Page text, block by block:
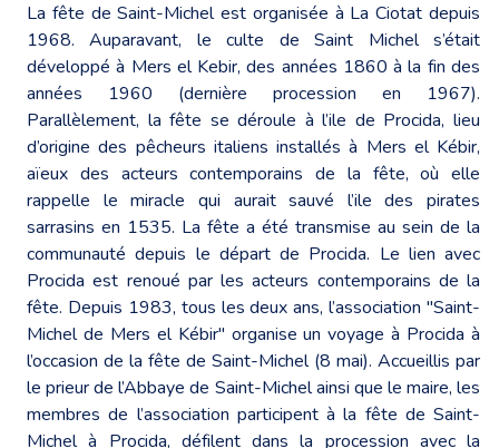
La fête de Saint-Michel est organisée à La Ciotat depuis
1968. Auparavant, le culte de Saint Michel s’était
développé à Mers el Kebir, des années 1860 à la fin des
années 1960 (dernière procession en 1967).
Parallèlement, la fête se déroule à l’ile de Procida, lieu
d’origine des pêcheurs italiens installés à Mers el Kébir,
aïeux des acteurs contemporains de la fête, où elle
rappelle le miracle qui aurait sauvé l’ile des pirates
sarrasins en 1535. La fête a été transmise au sein de la
communauté depuis le départ de Procida. Le lien avec
Procida est renoué par les acteurs contemporains de la
fête. Depuis 1983, tous les deux ans, l’association "Saint-
Michel de Mers el Kébir" organise un voyage à Procida à
l’occasion de la fête de Saint-Michel (8 mai). Accueillis par
le prieur de l’Abbaye de Saint-Michel ainsi que le maire, les
membres de l’association participent à la fête de Saint-
Michel à Procida, défilent dans la procession avec la